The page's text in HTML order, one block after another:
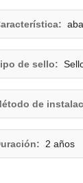
de sello:
de
2 años